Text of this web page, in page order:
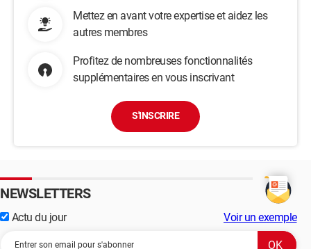
Mettez en avant votre expertise et aidez les
autres membres
Profitez de nombreuses fonctionnalités
supplémentaires en vous inscrivant
S'INSCRIRE
NEWSLETTERS
Actu du jour Voir un exemple